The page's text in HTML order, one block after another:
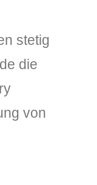
stetig
die
von